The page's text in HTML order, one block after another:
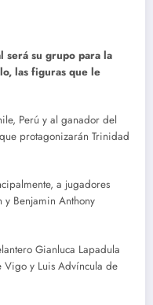
será su grupo para la
las figuras que le
Perú y al ganador del
protagonizarán Trinidad
a jugadores
y Benjamin Anthony
Gianluca Lapadula
Vigo y Luis Advíncula de